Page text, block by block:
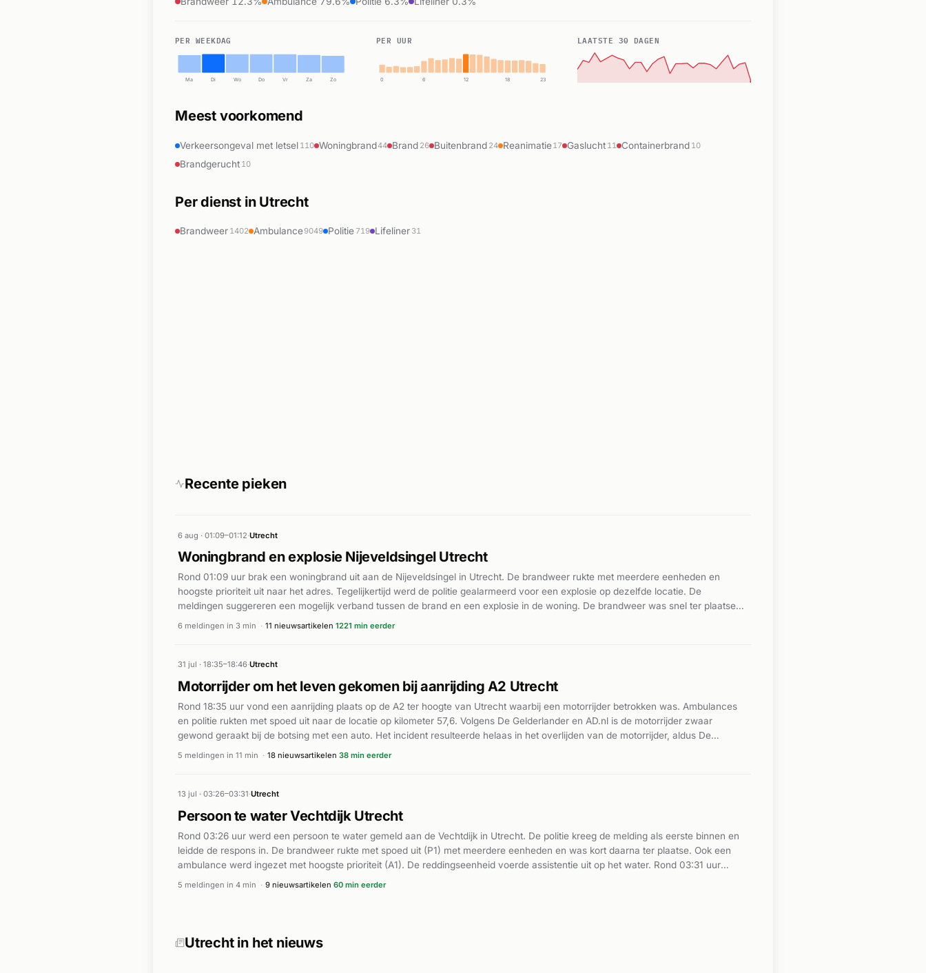
PER WEEKDAG
Ma Di Wo Do Vr Za Zo
PER UUR
0 6 12 18 23
LAATSTE 30 DAGEN
Meest voorkomend
Verkeersongeval met letsel 110 Woningbrand44 Brand 26 Buitenbrand 24 Reanimatie17 Gaslucht 11 Containerbrand 10
Brandgerucht 10
Per dienst in Utrecht
Brandweer 1402 Ambulance9049 Politie 719 Lifeliner 31
Recente pieken
6 aug · 01:09–01:12·Utrecht
Woningbrand en explosie Nijeveldsingel Utrecht
Rond 01:09 uur brak een woningbrand uit aan de Nijeveldsingel in Utrecht. De brandweer rukte met meerdere eenheden en
hoogste prioriteit uit naar het adres. Tegelijkertijd werd de politie gealarmeerd voor een explosie op dezelfde locatie. De
meldingen suggereren een mogelijk verband tussen de brand en een explosie in de woning. De brandweer was snel ter plaatse
om het incident onder controle te brengen. Verdere details over oorzaak, gewonden of de exacte afloop zijn op dit moment niet
6 meldingen in 3 min · 11 nieuwsartikelen 1221 min eerder
31 jul · 18:35–18:46·Utrecht
Motorrijder om het leven gekomen bij aanrijding A2 Utrecht
Rond 18:35 uur vond een aanrijding plaats op de A2 ter hoogte van Utrecht waarbij een motorrijder betrokken was. Ambulances
en politie rukten met spoed uit naar de locatie op kilometer 57,6. Volgens De Gelderlander en AD.nl is de motorrijder zwaar
gewond geraakt bij de botsing met een auto. Het incident resulteerde helaas in het overlijden van de motorrijder, aldus De
Gelderlander. De hulpdiensten waren snel ter plaatse en voerden hulpverlening uit. Het onderzoek naar de toedracht van het
5 meldingen in 11 min · 18 nieuwsartikelen 38 min eerder
13 jul · 03:26–03:31·Utrecht
Persoon te water Vechtdijk Utrecht
Rond 03:26 uur werd een persoon te water gemeld aan de Vechtdijk in Utrecht. De politie kreeg de melding als eerste binnen en
leidde de respons in. De brandweer rukte met spoed uit (P1) met meerdere eenheden en was kort daarna ter plaatse. Ook een
ambulance werd ingezet met hoogste prioriteit (A1). De reddingseenheid voerde assistentie uit op het water. Rond 03:31 uur
waren alle hulpdiensten actief ter plaatse. Verdere details over de afloop zijn niet bekendgemaakt.
5 meldingen in 4 min · 9 nieuwsartikelen 60 min eerder
Utrecht in het nieuws